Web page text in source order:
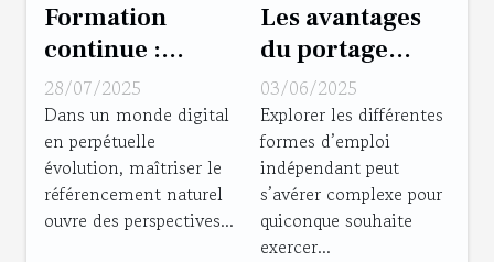
Formation
continue :
intégrer la
meilleure
formation SEO à
votre parcours
professionnel
28/07/2025
Dans un monde digital
en perpétuelle
évolution, maîtriser le
référencement naturel
ouvre des perspectives...
Les avantages
du portage
salarial par
rapport à
d'autres statuts
juridiques
03/06/2025
Explorer les différentes
formes d’emploi
indépendant peut
s’avérer complexe pour
quiconque souhaite
exercer...